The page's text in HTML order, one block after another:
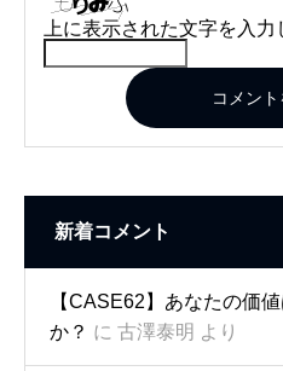
上に表示された文字を入力
コメント
新着コメント
【CASE62】あなたの価
か？ に 古澤泰明 より